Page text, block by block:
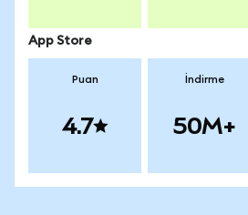
App Store
Puan
4.7
İndirme
50M+